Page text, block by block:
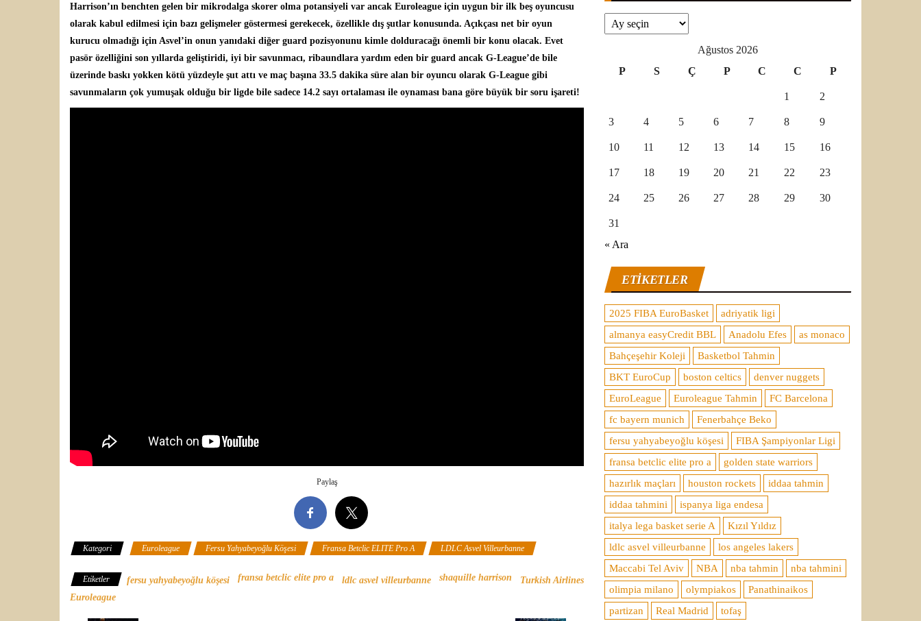
Harrison’ın benchten gelen bir mikrodalga skorer olma potansiyeli var ancak Euroleague için uygun bir ilk beş oyuncusu
olarak kabul edilmesi için bazı gelişmeler göstermesi gerekecek, özellikle dış şutlar konusunda. Açıkçası net bir oyun
kurucu olmadığı için Asvel’in onun yanıdaki diğer guard pozisyonunu kimle dolduracağı önemli bir konu olacak. Evet
pasör özelliğini son yıllarda geliştiridi, iyi bir savunmacı, ribaundlara yardım eden bir guard ancak G-League’de bile
üzerinde baskı yokken kötü yüzdeyle şut attı ve maç başına 33.5 dakika süre alan bir oyuncu olarak G-League gibi
savunmaların çok yumuşak olduğu bir ligde bile sadece 14.2 sayı ortalaması ile oynaması bana göre büyük bir soru işareti!
Paylaş
Kategori Euroleague Fersu Yahyabeyoğlu Köşesi Fransa Betclic ELITE Pro A LDLC Asvel Villeurbanne
Etiketler fersu yahyabeyoğlu köşesi fransa betclic elite pro a ldlc asvel villeurbanne shaquille harrison
Turkish Airlines
Euroleague
Arşivler
Ağustos 2026
P
S Ç P C C P
1 2
3 4 5 6 7 8 9
10 11 12 13 14 15 16
17 18 19 20 21 22 23
24 25 26 27 28 29 30
31
« Ara
ETIKETLER
2025 FIBA EuroBasket
adriyatik ligi
almanya easyCredit BBL
Anadolu Efes
as monaco
Bahçeşehir Koleji
Basketbol Tahmin
BKT EuroCup
boston celtics
denver nuggets
EuroLeague
Euroleague Tahmin
FC Barcelona
fc bayern munich
Fenerbahçe Beko
fersu yahyabeyoğlu köşesi
FIBA Şampiyonlar Ligi
fransa betclic elite pro a
golden state warriors
hazırlık maçları
houston rockets
iddaa tahmin
iddaa tahmini
ispanya liga endesa
italya lega basket serie A
Kızıl Yıldız
ldlc asvel villeurbanne
los angeles lakers
Maccabi Tel Aviv
NBA nba tahmin
nba tahmini
olimpia milano
olympiakos
Panathinaikos
partizan
Real Madrid tofaş